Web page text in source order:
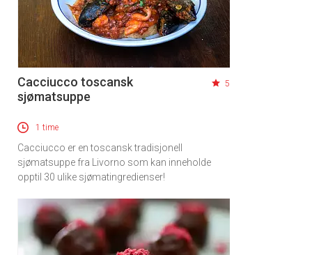
Cacciucco toscansk
sjømatsuppe
5
1 time
Cacciucco er en toscansk tradisjonell
sjømatsuppe fra Livorno som kan inneholde
opptil 30 ulike sjømatingredienser!